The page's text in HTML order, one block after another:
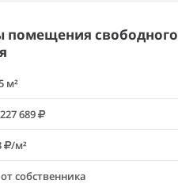
помещения свободного
м²
689
/м²
от собственника